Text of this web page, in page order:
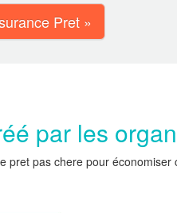
Pret »
par les
pas chere pour